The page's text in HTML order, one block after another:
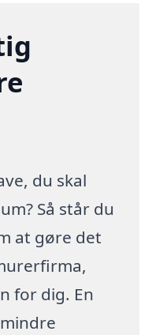
du skal
Så står du
at gøre det
for dig. En